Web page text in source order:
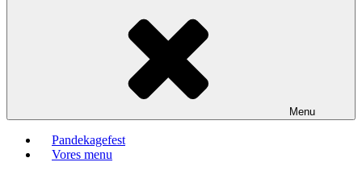
Menu
Pandekagefest
Vores menu